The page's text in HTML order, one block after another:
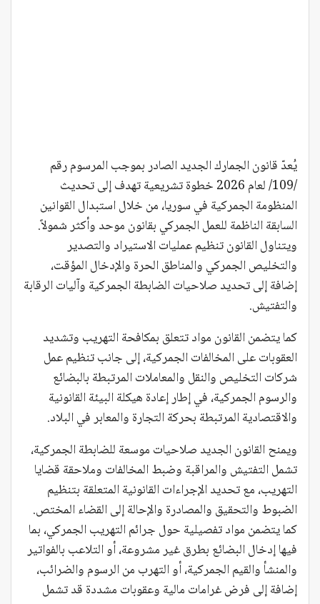
يُعدّ قانون الجمارك الجديد الصادر بموجب المرسوم رقم
/109/ لعام 2026 خطوة تشريعية تهدف إلى تحديث
المنظومة الجمركية في سوريا، من خلال استبدال القوانين
السابقة الناظمة للعمل الجمركي بقانون موحد وأكثر شمولاً.
ويتناول القانون تنظيم عمليات الاستيراد والتصدير
والتخليص الجمركي والمناطق الحرة والإدخال المؤقت،
إضافة إلى تحديد صلاحيات الضابطة الجمركية وآليات الرقابة
والتفتيش.
كما يتضمن القانون مواد تتعلق بمكافحة التهريب وتشديد
العقوبات على المخالفات الجمركية، إلى جانب تنظيم عمل
شركات التخليص والنقل والمعاملات المرتبطة بالبضائع
والرسوم الجمركية، في إطار إعادة هيكلة البيئة القانونية
والاقتصادية المرتبطة بحركة التجارة والمعابر في البلاد.
ويمنح القانون الجديد صلاحيات موسعة للضابطة الجمركية،
تشمل التفتيش والمراقبة وضبط المخالفات وملاحقة قضايا
التهريب، مع تحديد الإجراءات القانونية المتعلقة بتنظيم
الضبوط والتحقيق والمصادرة والإحالة إلى القضاء المختص.
كما يتضمن مواد تفصيلية حول جرائم التهريب الجمركي، بما
فيها إدخال البضائع بطرق غير مشروعة، أو التلاعب بالفواتير
والمنشأ والقيم الجمركية، أو التهرب من الرسوم والضرائب،
إضافة إلى فرض غرامات مالية وعقوبات مشددة قد تشمل